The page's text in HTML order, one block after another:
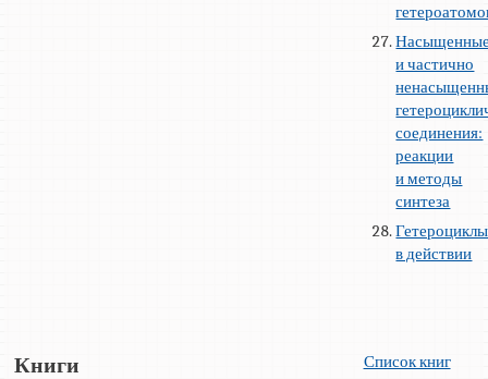
и частично
соединения:
реакции
и методы
синтеза
Гетероциклы
в действии
Книги Список книг